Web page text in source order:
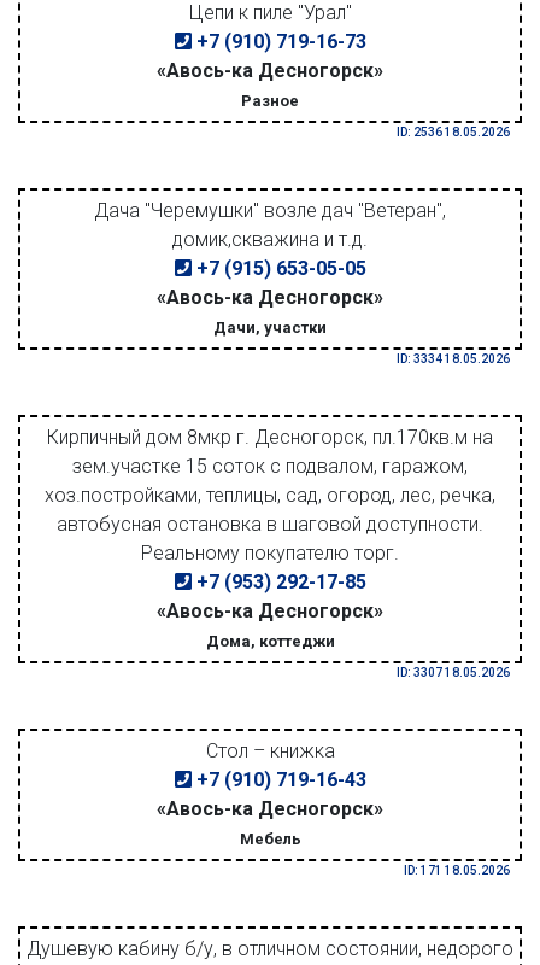
Цепи к пиле "Урал"
+7 (910) 719-16-73
«Авось-ка Десногорск»
Разное
ID: 2536 18.05.2026
Дача "Черемушки" возле дач "Ветеран",
домик,скважина и т.д.
+7 (915) 653-05-05
«Авось-ка Десногорск»
Дачи, участки
ID: 3334 18.05.2026
Кирпичный дом 8мкр г. Десногорск, пл.170кв.м на
зем.участке 15 соток с подвалом, гаражом,
хоз.постройками, теплицы, сад, огород, лес, речка,
автобусная остановка в шаговой доступности.
Реальному покупателю торг.
+7 (953) 292-17-85
«Авось-ка Десногорск»
Дома, коттеджи
ID: 3307 18.05.2026
Стол – книжка
+7 (910) 719-16-43
«Авось-ка Десногорск»
Мебель
ID: 171 18.05.2026
Душевую кабину б/у, в отличном состоянии, недорого